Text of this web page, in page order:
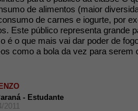
de alimentos (maior
de carnes e iogurte, por
Este público representa grande
é o que mais vai dar poder de
como a bola da vez para serem
- Estudante
2011